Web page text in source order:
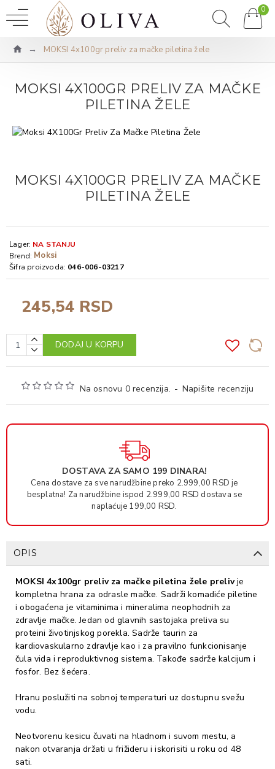
0
MOKSI 4x100gr preliv za mačke piletina žele
MOKSI 4X100GR PRELIV ZA MAČKE
PILETINA ŽELE
MOKSI 4X100GR PRELIV ZA MAČKE
PILETINA ŽELE
Na osnovu 0 recenzija. - Napišite recenziju
245,54 RSD
Lager: NA STANJU
Brend: Moksi
Šifra proizvoda: 046-006-03217
DODAJ U KORPU
DOSTAVA ZA SAMO 199 DINARA!
Cena dostave za sve narudžbine preko 2.999,00 RSD je
besplatna! Za narudžbine ispod 2.999,00 RSD dostava se
naplaćuje 199,00 RSD.
OPIS
MOKSI 4x100gr preliv za mačke piletina žele prelivje
kompletna hrana za odrasle mačke. Sadrži komadiće piletine
i obogaćena je vitaminima i mineralima neophodnih za
zdravlje mačke. Jedan od glavnih sastojaka preliva su
proteini životinjskog porekla. Sadrže taurin za
kardiovaskularno zdravlje kao i za pravilno funkcionisanje
čula vida i reproduktivnog sistema. Takođe sadrže kalcijum i
fosfor. Bez šećera.
Hranu poslužiti na sobnoj temperaturi uz dostupnu svežu
vodu.
Neotvorenu kesicu čuvati na hladnom i suvom mestu, a
nakon otvaranja držati u frižideru i iskorisiti u roku od 48
sati.